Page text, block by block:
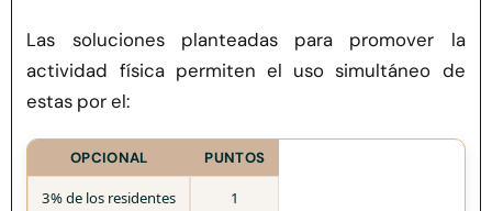
Las soluciones planteadas para promover la
actividad física permiten el uso simultáneo de
estas por el:
OPCIONAL PUNTOS
3% de los residentes 1